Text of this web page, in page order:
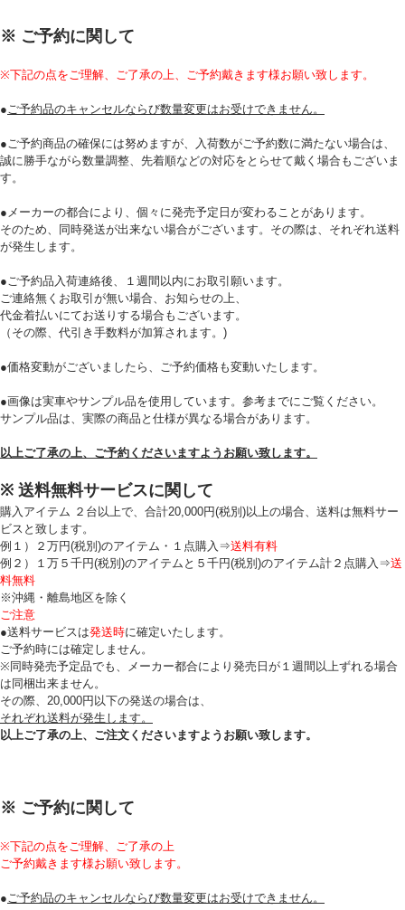
※ ご予約に関して
※下記の点をご理解、ご了承の上、ご予約戴きます様お願い致します。
●ご予約品のキャンセルならび数量変更はお受けできません。
●ご予約商品の確保には努めますが、入荷数がご予約数に満たない場合は、
誠に勝手ながら数量調整、先着順などの対応をとらせて戴く場合もございま
す。
●メーカーの都合により、個々に発売予定日が変わることがあります。
そのため、同時発送が出来ない場合がございます。その際は、それぞれ送料
が発生します。
●ご予約品入荷連絡後、１週間以内にお取引願います。
ご連絡無くお取引が無い場合、お知らせの上、
代金着払いにてお送りする場合もございます。
（その際、代引き手数料が加算されます。)
●価格変動がございましたら、ご予約価格も変動いたします。
●画像は実車やサンプル品を使用しています。参考までにご覧ください。
サンプル品は、実際の商品と仕様が異なる場合があります。
以上ご了承の上、ご予約くださいますようお願い致します。
※ 送料無料サービスに関して
購入アイテム ２台以上で、合計20,000円(税別)以上の場合、送料は無料サー
ビスと致します。
例１）２万円(税別)のアイテム・１点購入⇒送料有料
例２）１万５千円(税別)のアイテムと５千円(税別)のアイテム計２点購入⇒送
料無料
※沖縄・離島地区を除く
ご注意
●送料サービスは発送時に確定いたします。
ご予約時には確定しません。
※同時発売予定品でも、メーカー都合により発売日が１週間以上ずれる場合
は同梱出来ません。
その際、20,000円以下の発送の場合は、
それぞれ送料が発生します。
以上ご了承の上、ご注文くださいますようお願い致します。
※ ご予約に関して
※下記の点をご理解、ご了承の上
ご予約戴きます様お願い致します。
●ご予約品のキャンセルならび数量変更はお受けできません。